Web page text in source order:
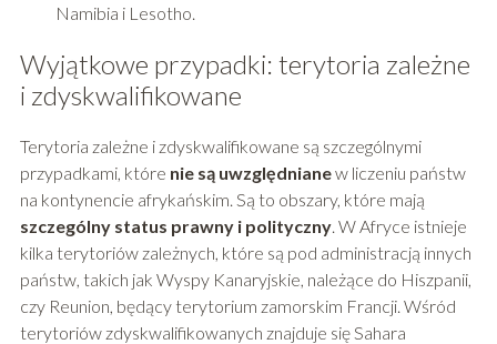
Namibia i Lesotho.
Wyjątkowe przypadki: terytoria zależne
i zdyskwalifikowane
Terytoria zależne i zdyskwalifikowane są szczególnymi
przypadkami, które nie są uwzględnianew liczeniu państw
na kontynencie afrykańskim. Są to obszary, które mają
szczególny status prawny i polityczny. W Afryce istnieje
kilka terytoriów zależnych, które są pod administracją innych
państw, takich jak Wyspy Kanaryjskie, należące do Hiszpanii,
czy Reunion, będący terytorium zamorskim Francji. Wśród
terytoriów zdyskwalifikowanych znajduje się Sahara